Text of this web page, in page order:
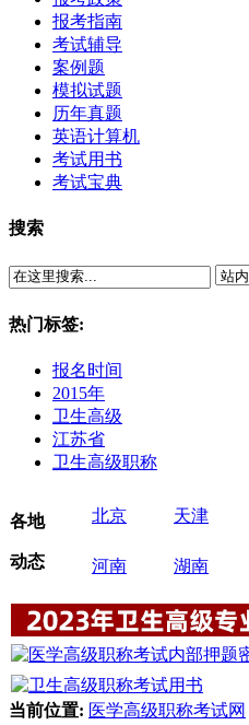
报考指南
考试辅导
案例题
模拟试题
历年真题
英语计算机
考试用书
考试宝典
搜索
热门标签:
报名时间
2015年
卫生高级
江苏省
卫生高级职称
各地
动态
北京 天津
河南 湖南
当前位置: 医学高级职称考试网